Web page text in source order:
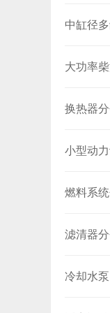
中缸径
大功率
换热器
小型动
燃料系
滤清器
冷却水